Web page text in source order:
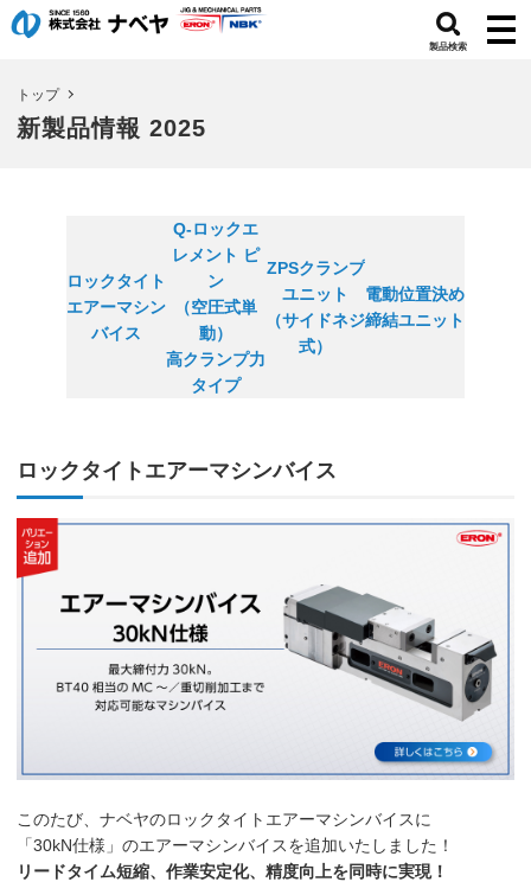
製品検索
トップ
新製品情報 2025
ロックタイト
エアーマシン
バイス
Q-ロックエ
レメント ピ
ン
（空圧式単
動）
高クランプ力
タイプ
ZPSクランプ
ユニット
（サイドネジ
式）
電動位置決め
締結ユニット
ロックタイトエアーマシンバイス
このたび、ナベヤのロックタイトエアーマシンバイスに
「30kN仕様」のエアーマシンバイスを追加いたしました！
リードタイム短縮、作業安定化、精度向上を同時に実現！